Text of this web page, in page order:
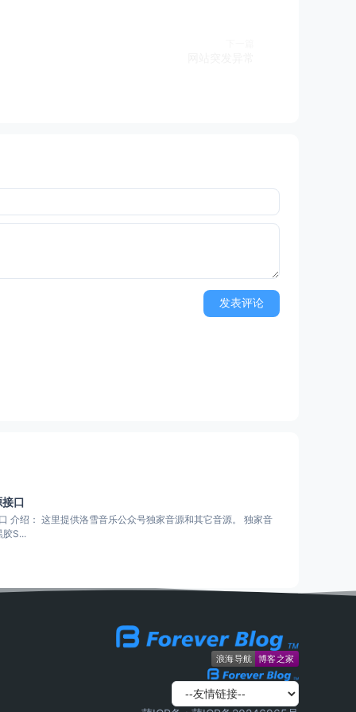
发表评论
口
音
胶S...